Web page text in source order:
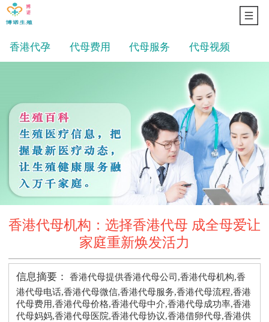
香港代孕 代母费用 代母服务 代母视频
香港代母机构：选择香港代母 成全母爱让
家庭重新焕发活力
信息摘要：
香港代母提供香港代母公司,香港代母机构,香
港代母电话,香港代母微信,香港代母服务,香港代母流程,香港
代母费用,香港代母价格,香港代母中介,香港代母成功率,香港
代母妈妈,香港代母医院,香港代母协议,香港借卵代母,香港供